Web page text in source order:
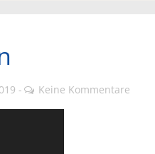
Keine Kommentare